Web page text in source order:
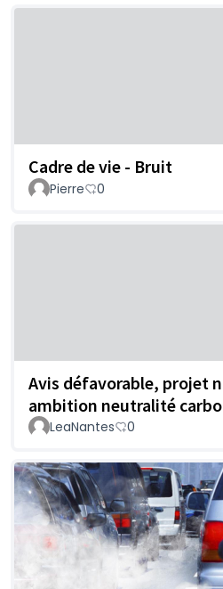
Cadre de vie - Bruit
Pierre
0
Avis défavorable, projet
ambition neutralité
LeaNantes 0